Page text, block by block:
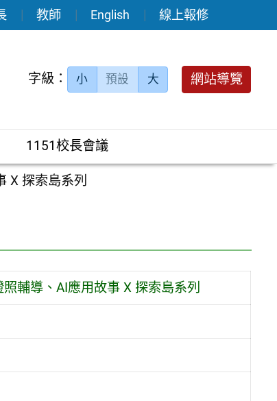
教師 English 線上報修
字級： 小 預設 大 網站導覽
1151校長會議
X 探索島系列
輔導、AI應用故事 X 探索島系列